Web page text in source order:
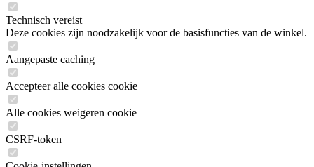
Technisch vereist
Deze cookies zijn noodzakelijk voor de basisfuncties van de winkel.
Aangepaste caching
Accepteer alle cookies cookie
Alle cookies weigeren cookie
CSRF-token